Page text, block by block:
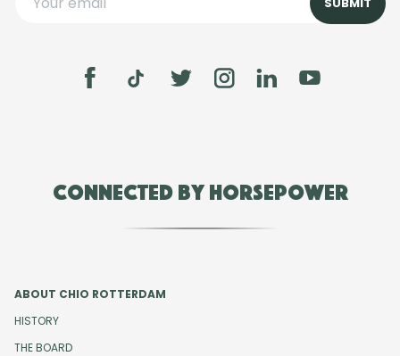
Connected by Horsepower
ABOUT CHIO ROTTERDAM
HISTORY
THE BOARD